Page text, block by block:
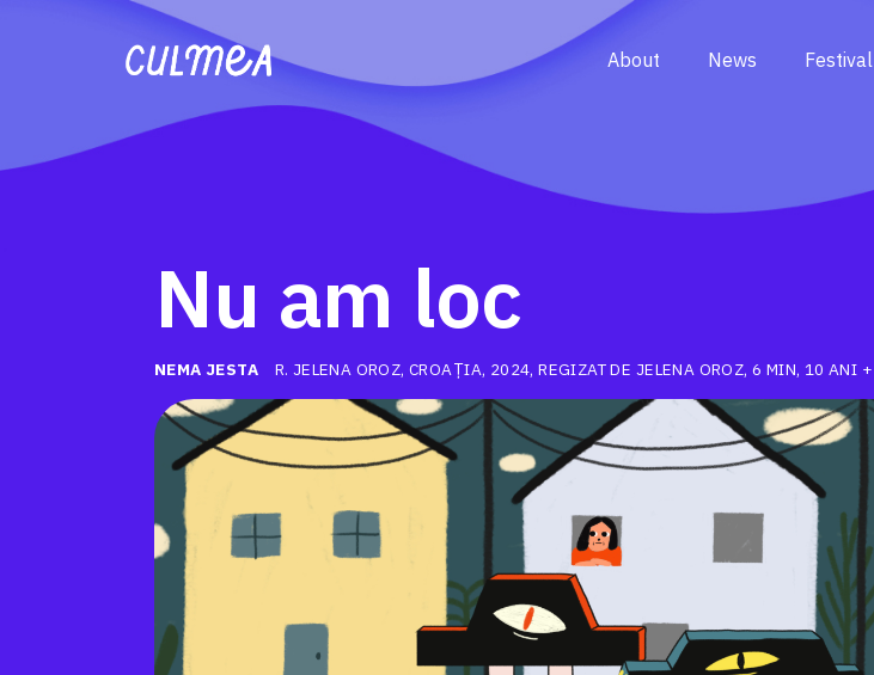
About News Festival
Nu am loc
NEMA JESTA R. JELENA OROZ, CROAȚIA, 2024, REGIZAT DE JELENA OROZ, 6 MIN, 10 ANI +